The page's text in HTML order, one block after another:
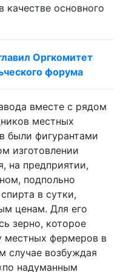
качестве основного
Оргкомитет
форума
вместе с рядом
местных
были фигурантами
изготовлении
на предприятии,
подпольно
в сутки,
ценам. Для его
зерно, которое
местных фермеров в
случае возбуждая
надуманным